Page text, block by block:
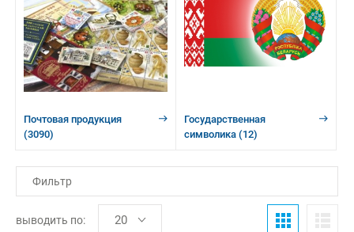
Почтовая продукция
(3090)
Государственная
символика (12)
Фильтр
выводить по: